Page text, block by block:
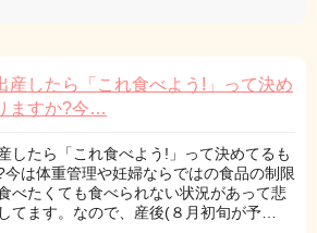
産したら「これ食べよう!」って決め
ますか?今…
したら「これ食べよう!」って決めてるも
今は体重管理や妊婦ならではの食品の制限
べたくても食べられない状況があって悲
てます。なので、産後(８月初旬が予…